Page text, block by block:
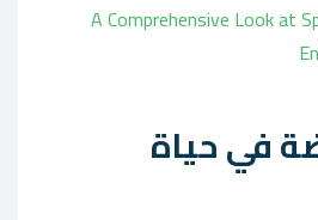
A Comprehensive Look at
في حياة